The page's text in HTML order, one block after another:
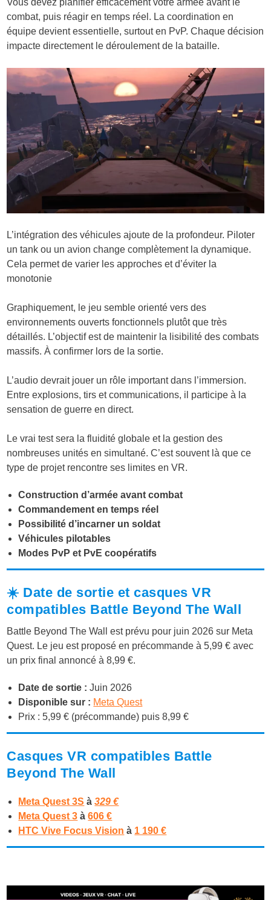
Vous devez planifier efficacement votre armée avant le
combat, puis réagir en temps réel. La coordination en
équipe devient essentielle, surtout en PvP. Chaque décision
impacte directement le déroulement de la bataille.
L’intégration des véhicules ajoute de la profondeur. Piloter
un tank ou un avion change complètement la dynamique.
Cela permet de varier les approches et d’éviter la
monotonie
Graphiquement, le jeu semble orienté vers des
environnements ouverts fonctionnels plutôt que très
détaillés. L’objectif est de maintenir la lisibilité des combats
massifs. À confirmer lors de la sortie.
L’audio devrait jouer un rôle important dans l’immersion.
Entre explosions, tirs et communications, il participe à la
sensation de guerre en direct.
Le vrai test sera la fluidité globale et la gestion des
nombreuses unités en simultané. C’est souvent là que ce
type de projet rencontre ses limites en VR.
Construction d’armée avant combat
Commandement en temps réel
Possibilité d’incarner un soldat
Véhicules pilotables
Modes PvP et PvE coopératifs
☀️ Date de sortie et casques VR
compatibles Battle Beyond The Wall
Battle Beyond The Wall est prévu pour juin 2026 sur Meta
Quest. Le jeu est proposé en précommande à 5,99 € avec
un prix final annoncé à 8,99 €.
Date de sortie :Juin 2026
Disponible sur : Meta Quest
Prix : 5,99 € (précommande) puis 8,99 €
Casques VR compatibles Battle
Beyond The Wall
Meta Quest 3S à329 €
Meta Quest 3 à606 €
HTC Vive Focus Vision à 1 190 €